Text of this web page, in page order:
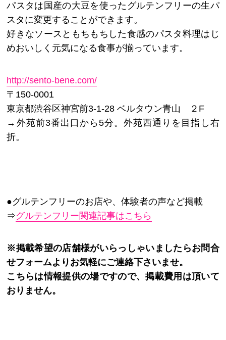
パスタは国産の大豆を使ったグルテンフリーの生パ
スタに変更することができます。
好きなソースともちもちした食感のパスタ料理はじ
めおいしく元気になる食事が揃っています。
http://sento-bene.com/
〒150-0001
東京都渋谷区神宮前3-1-28 ベルタウン青山 ２F
→外苑前3番出口から5分。外苑西通りを目指し右
折。
●グルテンフリーのお店や、体験者の声など掲載
⇒グルテンフリー関連記事はこちら
※掲載希望の店舗様がいらっしゃいましたらお問合
せフォームよりお気軽にご連絡下さいませ。
こちらは情報提供の場ですので、掲載費用は頂いて
おりません。